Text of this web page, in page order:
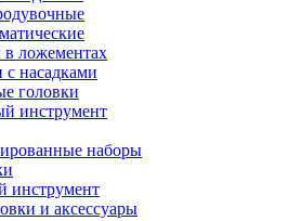
ложементах
с насадками
головки
инструмент
наборы
инструмент
и аксессуары